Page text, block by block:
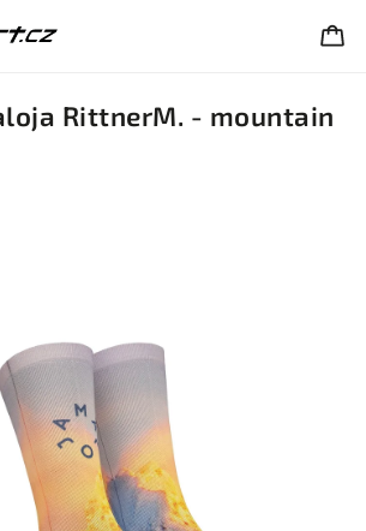
RittnerM. - mountain